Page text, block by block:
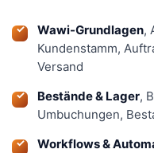
Wawi-Grundlagen,
Kundenstamm,
Versand
Bestände & Lager,
Umbuchungen,
Workflows &